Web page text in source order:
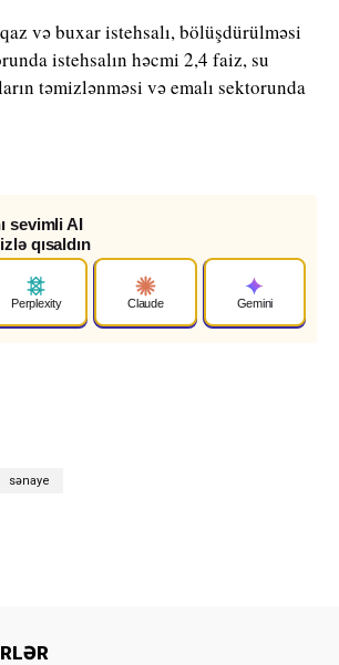
və buxar istehsalı, bölüşdürülməsi
istehsalın həcmi 2,4 faiz, su
təmizlənməsi və emalı sektorunda
sevimli AI
qısaldın
Perplexity Claude Gemini
sənaye